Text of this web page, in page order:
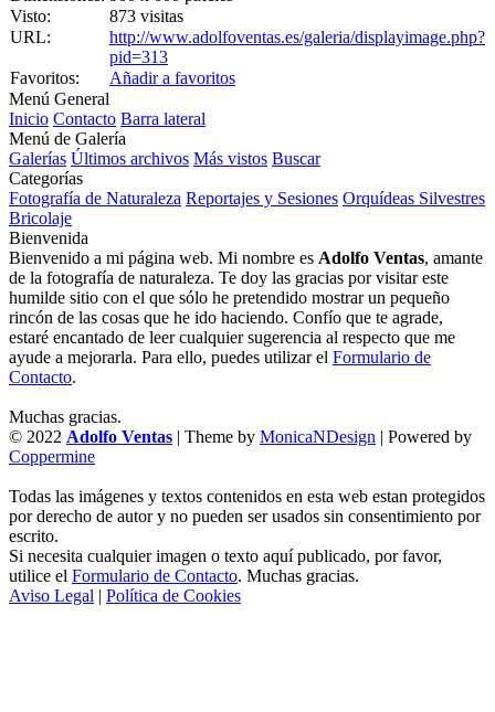
Visto:
873 visitas
URL:
http://www.adolfoventas.es/galeria/displayimage.php?
pid=313
Favoritos:
Añadir a favoritos
Menú General
Inicio Contacto Barra lateral
Menú de Galería
Galerías Últimos archivos Más vistos Buscar
Categorías
Fotografía de Naturaleza Reportajes y Sesiones Orquídeas Silvestres
Bricolaje
Bienvenida
Bienvenido a mi página web. Mi nombre es Adolfo Ventas, amante
de la fotografía de naturaleza. Te doy las gracias por visitar este
humilde sitio con el que sólo he pretendido mostrar un pequeño
rincón de las cosas que he ido haciendo. Confío que te agrade,
estaré encantado de leer cualquier sugerencia al respecto que me
ayude a mejorarla. Para ello, puedes utilizar el Formulario de
Contacto.
Muchas gracias.
© 2022 Adolfo Ventas | Theme by MonicaNDesign | Powered by
Coppermine
Todas las imágenes y textos contenidos en esta web estan protegidos
por derecho de autor y no pueden ser usados sin consentimiento por
escrito.
Si necesita cualquier imagen o texto aquí publicado, por favor,
utilice el Formulario de Contacto. Muchas gracias.
Aviso Legal | Política de Cookies